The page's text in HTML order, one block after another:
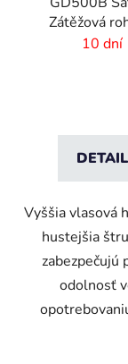
Zátěžová
digitálnou10 dní
DETAIL
Vyššia vlasová
hustejšia
zabezpečujú
odolnosť